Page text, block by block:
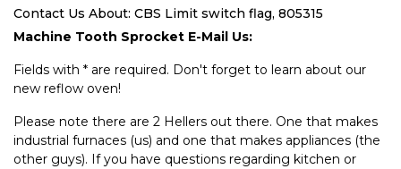
Contact Us About: CBS Limit switch flag, 805315
Machine Tooth Sprocket E-Mail Us:
Fields with * are required. Don't forget to learn about our
new reflow oven!
Please note there are 2 Hellers out there. One that makes
industrial furnaces (us) and one that makes appliances (the
other guys). If you have questions regarding kitchen or